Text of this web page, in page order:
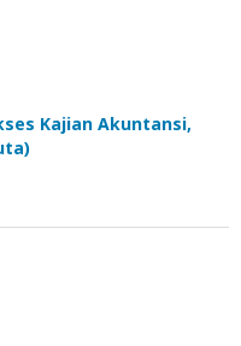
Kajian Akuntansi,